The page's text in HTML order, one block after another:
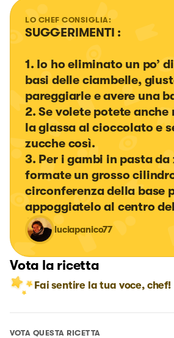
LO CHEF CONSIGLIA:
SUGGERIMENTI :
1. Io ho eliminato un po’
basi delle ciambelle,
pareggiarle e avere una
2. Se volete potete anche
la glassa al cioccolato e
zucche così.
3. Per i gambi in pasta da
formate un grosso
circonferenza della base
appoggiatelo al centro
luciapanico77
Vota la ricetta
Fai sentire la tua voce, chef!
VOTA QUESTA RICETTA